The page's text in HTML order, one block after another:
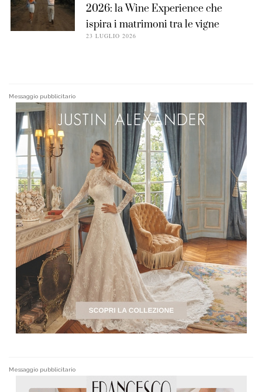
2026: la Wine Experience che
ispira i matrimoni tra le vigne
23 LUGLIO 2026
Messaggio pubblicitario
Messaggio pubblicitario